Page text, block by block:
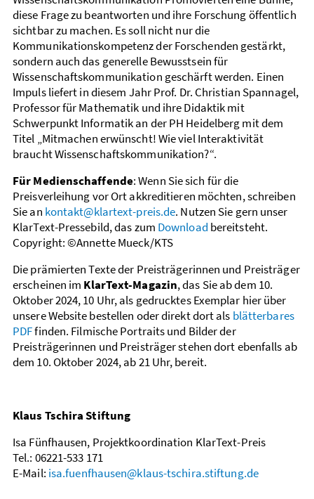
diese Frage zu beantworten und ihre Forschung öffentlich
sichtbar zu machen. Es soll nicht nur die
Kommunikationskompetenz der Forschenden gestärkt,
sondern auch das generelle Bewusstsein für
Wissenschaftskommunikation geschärft werden. Einen
Impuls liefert in diesem Jahr Prof. Dr. Christian Spannagel,
Professor für Mathematik und ihre Didaktik mit
Schwerpunkt Informatik an der PH Heidelberg mit dem
Titel „Mitmachen erwünscht! Wie viel Interaktivität
braucht Wissenschaftskommunikation?“.
Für Medienschaffende: Wenn Sie sich für die
Preisverleihung vor Ort akkreditieren möchten, schreiben
Sie an kontakt@klartext-preis.de. Nutzen Sie gern unser
KlarText-Pressebild, das zum Download bereitsteht.
Copyright: ©Annette Mueck/KTS
Die prämierten Texte der Preisträgerinnen und Preisträger
erscheinen im KlarText-Magazin, das Sie ab dem 10.
Oktober 2024, 10 Uhr, als gedrucktes Exemplar hier über
unsere Website bestellen oder direkt dort als blätterbares
PDFfinden. Filmische Portraits und Bilder der
Preisträgerinnen und Preisträger stehen dort ebenfalls ab
dem 10. Oktober 2024, ab 21 Uhr, bereit.
Klaus Tschira Stiftung
Isa Fünfhausen, Projektkoordination KlarText-Preis
Tel.: 06221-533 171
E-Mail: isa.fuenfhausen@klaus-tschira.stiftung.de